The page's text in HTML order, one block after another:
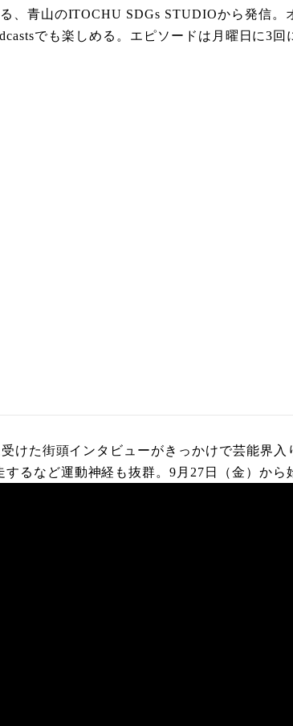
、青山のITOCHU SDGs STUDIOから発信
でも楽しめる。エピソードは月曜日に3回
けた街頭インタビューがきっかけで芸能界
るなど運動神経も抜群。9月27日（金）から